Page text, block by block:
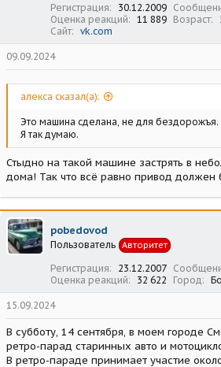
Регистрация 30.12.2009
Оценка реакций
11 889 Возраст
Сайт
vk.com
09.09.2024
алекса сказал(а):
Это машина сделана, не для бездорожъя.
Я так думаю.
Стыдно на такой машине застрять в
дома! Так что всё равно привод должен
pobedovod
Пользователь Авторитет
Регистрация 23.12.2007
Оценка реакций
32 622 Город
15.09.2024
В субботу, 14 сентября, в моем городе
ретро-парад старинных авто и
В ретро-параде принимает участие